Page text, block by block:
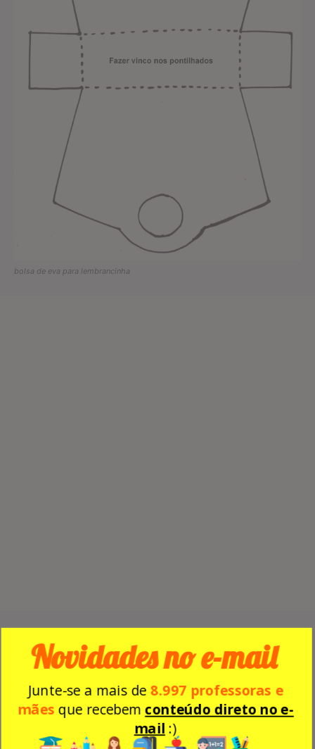
bolsa de eva para lembrancinha
Molde pronto para imprimir
gratuito aplique do rosto das
crianças para colocar na
bolsa ou pirulito
Junte-se a mais de8.997 professoras e
mães que recebemconteúdo direto no e-
mail :)
Novidades no e-mail